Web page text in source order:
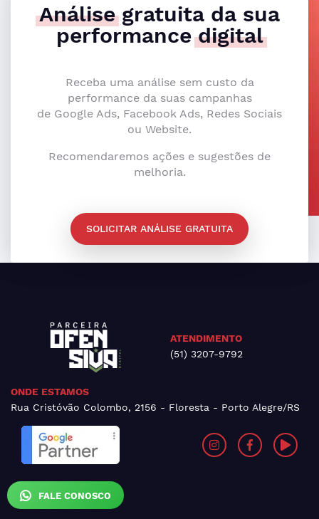
FALE CONOSCO
Análisegratuita da sua
performancedigital
Receba uma análise sem custo da
performance da suas campanhas
de Google Ads, Facebook Ads, Redes Sociais
ou Website.
Recomendaremos ações e sugestões de
melhoria.
SOLICITAR ANÁLISE GRATUITA
ATENDIMENTO
(51) 3207-9792
ONDE ESTAMOS
Rua Cristóvão Colombo, 2156 - Floresta - Porto Alegre/RS